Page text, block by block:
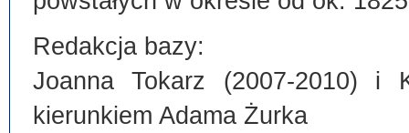
Redakcja bazy:
Joanna Tokarz (2007-2010) i
kierunkiem Adama Żurka